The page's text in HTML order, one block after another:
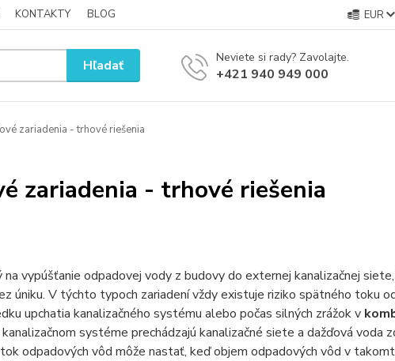
KONTAKTY BLOG EUR
Hľadať Neviete si rady? Zavolajte.
+421 940 949 000
zariadenia - trhové riešenia
zariadenia - trhové riešenia
na vypúšťanie odpadovej vody z budovy do externej kanalizačnej
úniku. V týchto typoch zariadení vždy existuje riziko spätného toku
upchatia kanalizačného systému alebo počas silných zrážok v
systéme prechádzajú kanalizačné siete a dažďová voda
odpadových vôd môže nastať, keď objem odpadových vôd v